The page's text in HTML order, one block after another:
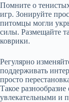
Помните о
игр. Зонируйте
питомцы могли
силы. Размещайте
коврики.
Регулярно
поддерживать
просто
Такое
увлекательными и